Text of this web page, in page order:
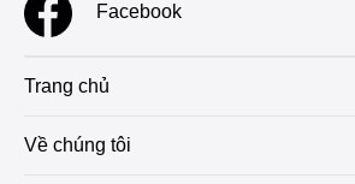
Facebook
Trang chủ
Về chúng tôi